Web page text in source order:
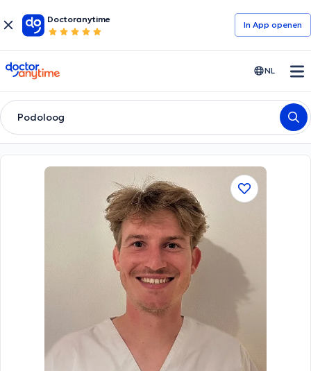
Doctoranytime
In App openen
doctoranytime NL
Podoloog